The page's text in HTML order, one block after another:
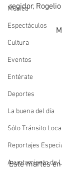
Música
Espectáculos
Cultura
Eventos
Entérate
Deportes
La buena del día
Sólo Tránsito
Reportajes
Ayuntamiento de
regidor,
Este martes